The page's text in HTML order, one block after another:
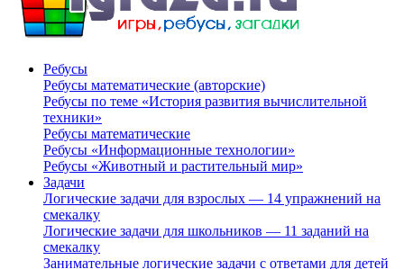
Ребусы
Ребусы математические (авторские)
Ребусы по теме «История развития вычислительной
техники»
Ребусы математические
Ребусы «Информационные технологии»
Ребусы «Животный и растительный мир»
Задачи
Логические задачи для взрослых — 14 упражнений на
смекалку
Логические задачи для школьников — 11 заданий на
смекалку
Занимательные логические задачи с ответами для детей